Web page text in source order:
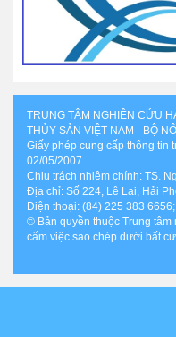
TRUNG TÂM NGHIÊN CỨU
THỦY SẢN VIỆT NAM - BỘ
Giấy phép cung cấp thông tin
02/05/2007.
Chịu trách nhiệm chính: TS.
Địa chỉ: Số 224, Lê Lai, Hải
Điện thoại: (84) 225 383
© Bản quyền thuộc Trung
cấm việc sao chép dưới bất